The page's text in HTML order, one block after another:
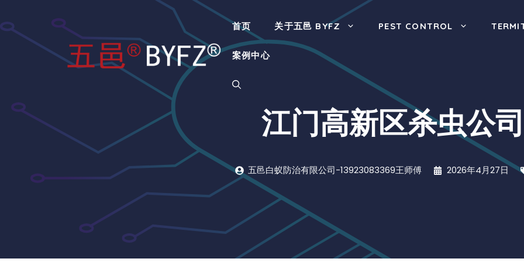
至
内
首页 关于五邑 BYFZ PEST CONTROL
案例中心
江门高新区杀虫公司
五邑白蚁防治有限公司-13923083369王师傅 2026年4月27日